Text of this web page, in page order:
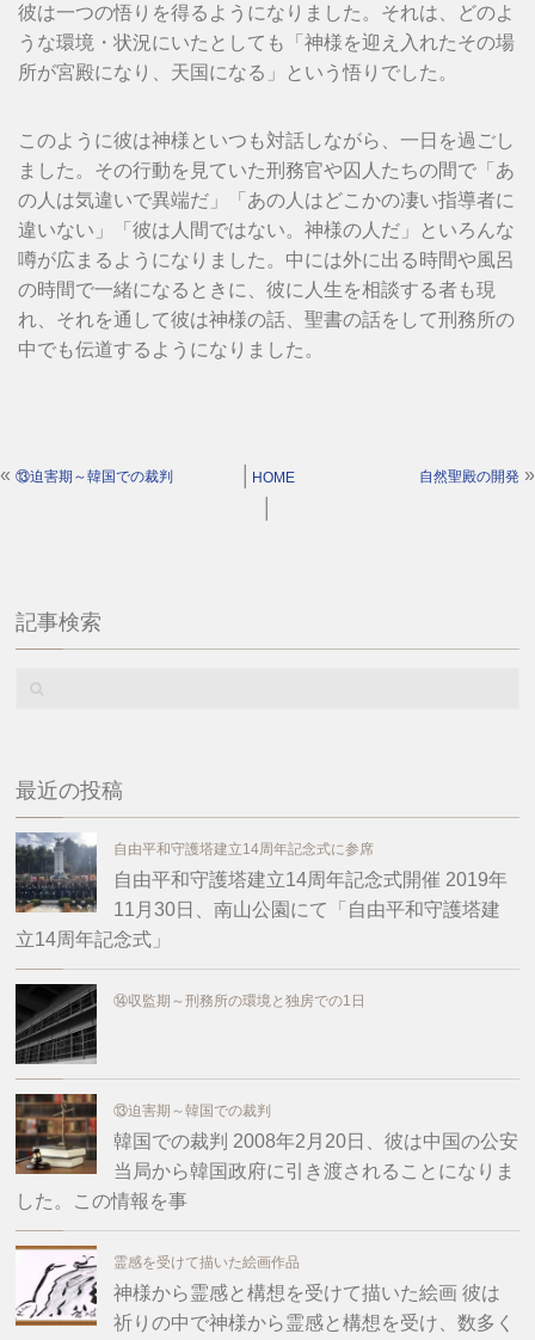
彼は一つの悟りを得るようになりました。それは、どのよ
うな環境・状況にいたとしても「神様を迎え入れたその場
所が宮殿になり、天国になる」という悟りでした。
このように彼は神様といつも対話しながら、一日を過ごし
ました。その行動を見ていた刑務官や囚人たちの間で「あ
の人は気違いで異端だ」「あの人はどこかの凄い指導者に
違いない」「彼は人間ではない。神様の人だ」といろんな
噂が広まるようになりました。中には外に出る時間や風呂
の時間で一緒になるときに、彼に人生を相談する者も現
れ、それを通して彼は神様の話、聖書の話をして刑務所の
中でも伝道するようになりました。
« ⑬迫害期～韓国での裁判 HOME 自然聖殿の開発 »
記事検索
最近の投稿
自由平和守護塔建立14周年記念式に参席
自由平和守護塔建立14周年記念式開催 2019年
11月30日、南山公園にて「自由平和守護塔建
立14周年記念式」
⑭収監期～刑務所の環境と独房での1日
⑬迫害期～韓国での裁判
韓国での裁判 2008年2月20日、彼は中国の公安
当局から韓国政府に引き渡されることになりま
した。この情報を事
霊感を受けて描いた絵画作品
神様から霊感と構想を受けて描いた絵画 彼は
祈りの中で神様から霊感と構想を受け、数多く